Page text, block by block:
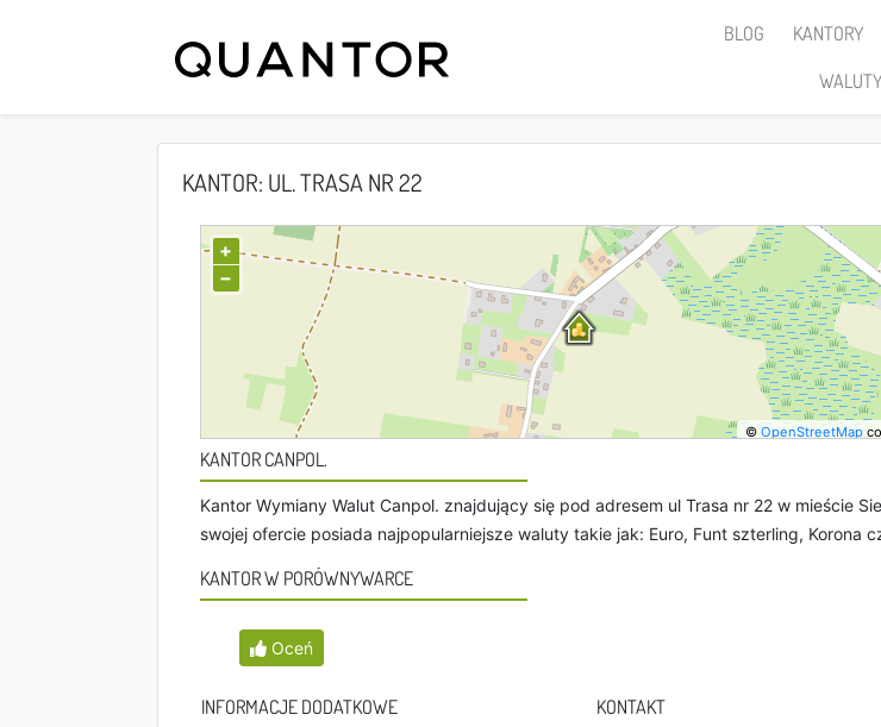
BLOG KANTORY
WALUTY
KANTOR: UL. TRASA NR 22
+
−
©OpenStreetMap
KANTOR CANPOL.
Kantor Wymiany Walut Canpol. znajdujący się pod adresem ul Trasa nr 22 w mieście
swojej ofercie posiada najpopularniejsze waluty takie jak: Euro, Funt szterling, Korona
KANTOR W PORÓWNYWARCE
Oceń
INFORMACJE DODATKOWE KONTAKT